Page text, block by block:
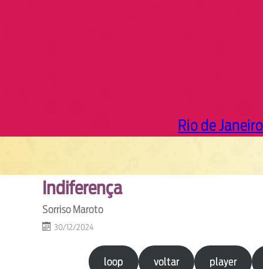
Rio de Janeiro
Indiferença
Sorriso Maroto
30/12/2024
loop voltar player